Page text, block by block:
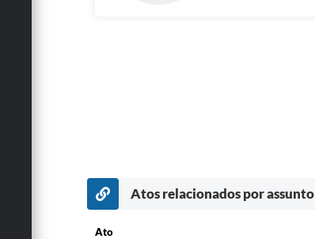
Atos relacionados por assunto
Ato